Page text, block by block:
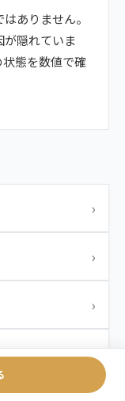
ありません。
隠れていま
態を数値で確
›
›
›
›